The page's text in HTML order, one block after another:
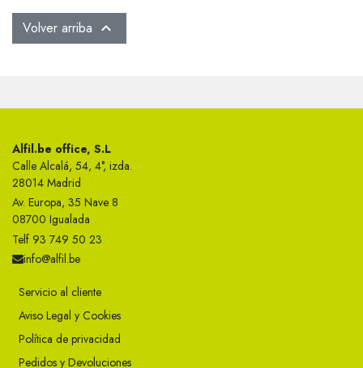
Volver arriba 
Alfil.be office, S.L
Calle Alcalá, 54, 4°, izda.
28014 Madrid
Av. Europa, 35 Nave 8
08700 Igualada
Telf 93 749 50 23
info@alfil.be
Servicio al cliente
Aviso Legal y Cookies
Política de privacidad
Pedidos y Devoluciones